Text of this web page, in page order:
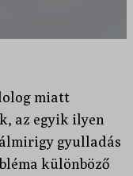
miatt
az egyik ilyen
gyulladás
különböző